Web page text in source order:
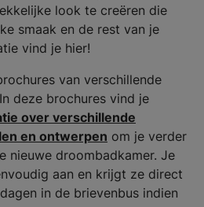
look te creëren die
smaak en de rest van je
vind je hier!
van verschillende
deze brochures vind je
over verschillende
en ontwerpen om je verder
nieuwe droombadkamer. Je
aan en krijgt ze direct
in de brievenbus indien